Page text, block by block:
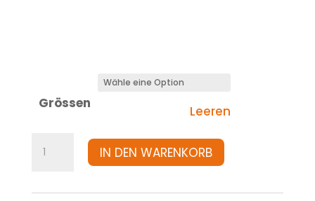
Grössen
Leeren
Kleid
IN DEN WARENKORB